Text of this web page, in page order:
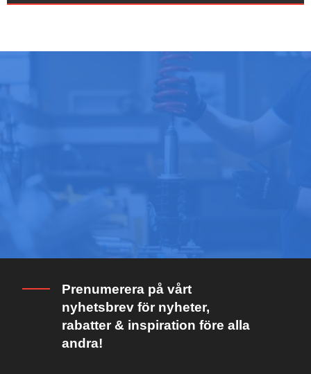
Prenumerera på vårt
nyhetsbrev för nyheter,
rabatter & inspiration före alla
andra!